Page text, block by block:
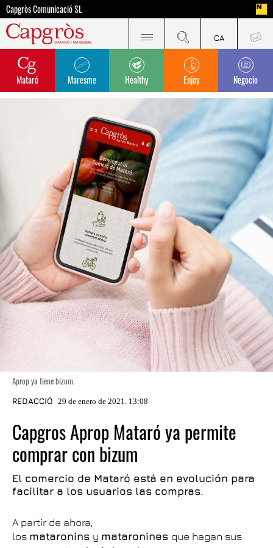
Capgròs Comunicació SL
Mataró Maresme Healthy Enjoy Negocio
Aprop ya tiene bizum.
REDACCIÓ 29 de enero de 2021. 13:08
Capgros Aprop Mataró ya permite
comprar con bizum
El comercio de Mataró está en evolución para
facilitar a los usuarios las compras.
A partir de ahora,
los mataronins y mataronines que hagan sus